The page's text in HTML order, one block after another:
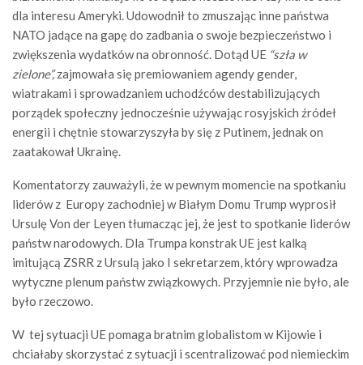
dla interesu Ameryki. Udowodnił to zmuszając inne państwa
NATO jadące na gapę do zadbania o swoje bezpieczeństwo i
zwiększenia wydatków na obronność. Dotąd UE “szła w
zielone”,zajmowała się premiowaniem agendy gender,
wiatrakami i sprowadzaniem uchodźców destabilizujących
porządek społeczny jednocześnie używając rosyjskich źródeł
energii i chętnie stowarzyszyła by się z Putinem, jednak on
zaatakował Ukrainę.
Komentatorzy zauważyli, że w pewnym momencie na spotkaniu
liderów z Europy zachodniej w Białym Domu Trump wyprosił
Ursulę Von der Leyen tłumacząc jej, że jest to spotkanie liderów
państw narodowych. Dla Trumpa konstrak UE jest kalką
imitującą ZSRR z Ursulą jako I sekretarzem, który wprowadza
wytyczne plenum państw związkowych. Przyjemnie nie było, ale
było rzeczowo.
W tej sytuacji UE pomaga bratnim globalistom w Kijowie i
chciałaby skorzystać z sytuacji i scentralizować pod niemieckim